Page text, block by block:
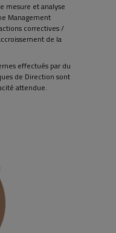
mesure et analyse
Management
correctives /
de la
effectués par du
de Direction sont
attendue.